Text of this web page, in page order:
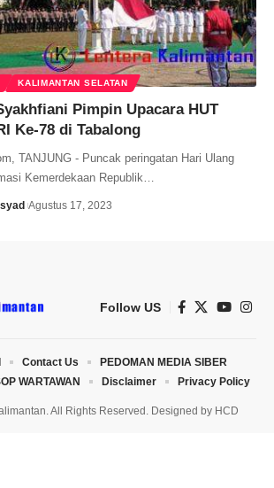
KALIMANTAN SELATAN
Pimpin Upacara HUT
Ke-78 di Tabalong
TANJUNG - Puncak peringatan Hari Ulang
Kemerdekaan Republik…
Agustus 17, 2023
Follow US
All Rights Reserved. Designed by HCD
Contact Us
PEDOMAN MEDIA SIBER
WARTAWAN Disclaimer Privacy Policy